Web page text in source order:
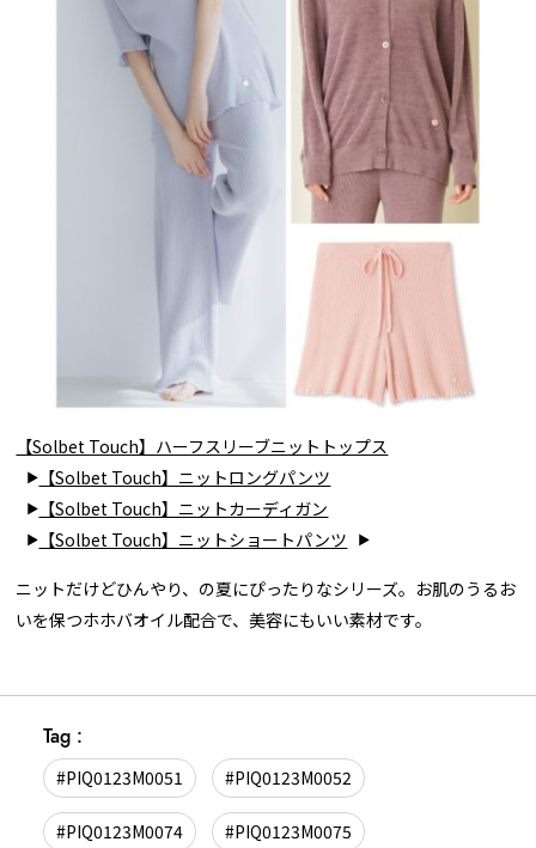
【Solbet Touch】ハーフスリーブニットトップス
【Solbet Touch】ニットロングパンツ
【Solbet Touch】ニットカーディガン
【Solbet Touch】ニットショートパンツ
ニットだけどひんやり、の夏にぴったりなシリーズ。お肌のうるお
いを保つホホバオイル配合で、美容にもいい素材です。
Tag :
#PIQ0123M0051 #PIQ0123M0052
#PIQ0123M0074 #PIQ0123M0075